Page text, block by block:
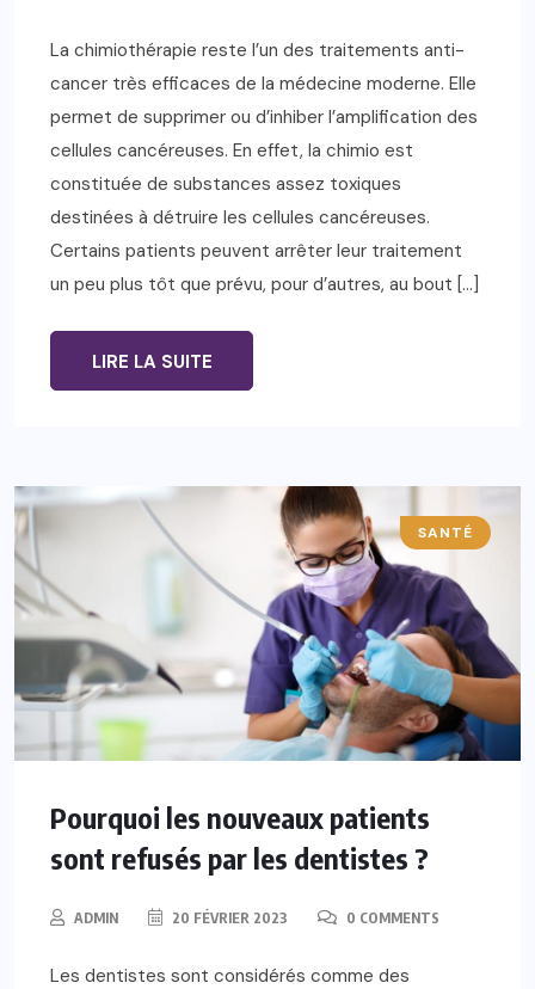
La chimiothérapie reste l’un des traitements anti-
cancer très efficaces de la médecine moderne. Elle
permet de supprimer ou d’inhiber l’amplification des
cellules cancéreuses. En effet, la chimio est
constituée de substances assez toxiques
destinées à détruire les cellules cancéreuses.
Certains patients peuvent arrêter leur traitement
un peu plus tôt que prévu, pour d’autres, au bout […]
LIRE LA SUITE
SANTÉ
Pourquoi les nouveaux patients
sont refusés par les dentistes ?
ADMIN 20 FÉVRIER 2023 0 COMMENTS
Les dentistes sont considérés comme des